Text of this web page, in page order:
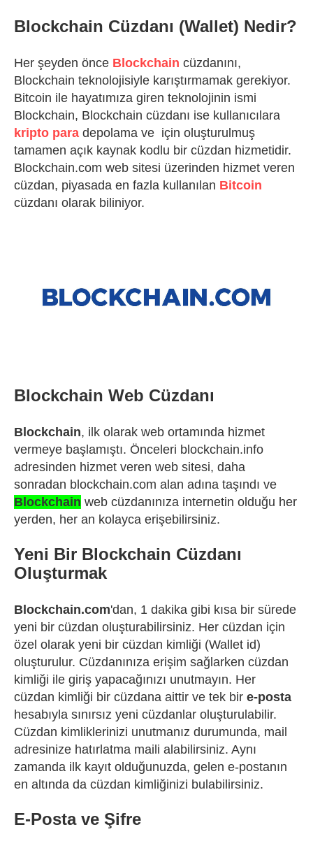
Blockchain Cüzdanı (Wallet) Nedir?
Her şeyden önce Blockchain cüzdanını,
Blockchain teknolojisiyle karıştırmamak gerekiyor.
Bitcoin ile hayatımıza giren teknolojinin ismi
Blockchain, Blockchain cüzdanı ise kullanıcılara
kripto para depolama ve için oluşturulmuş
tamamen açık kaynak kodlu bir cüzdan hizmetidir.
Blockchain.com web sitesi üzerinden hizmet veren
cüzdan, piyasada en fazla kullanılan Bitcoin
cüzdanı olarak biliniyor.
Blockchain Web Cüzdanı
Blockchain, ilk olarak web ortamında hizmet
vermeye başlamıştı. Önceleri blockchain.info
adresinden hizmet veren web sitesi, daha
sonradan blockchain.com alan adına taşındı ve
Blockchain web cüzdanınıza internetin olduğu her
yerden, her an kolayca erişebilirsiniz.
Yeni Bir Blockchain Cüzdanı
Oluşturmak
Blockchain.com'dan, 1 dakika gibi kısa bir sürede
yeni bir cüzdan oluşturabilirsiniz. Her cüzdan için
özel olarak yeni bir cüzdan kimliği (Wallet id)
oluşturulur. Cüzdanınıza erişim sağlarken cüzdan
kimliği ile giriş yapacağınızı unutmayın. Her
cüzdan kimliği bir cüzdana aittir ve tek bir e-posta
hesabıyla sınırsız yeni cüzdanlar oluşturulabilir.
Cüzdan kimliklerinizi unutmanız durumunda, mail
adresinize hatırlatma maili alabilirsiniz. Aynı
zamanda ilk kayıt olduğunuzda, gelen e-postanın
en altında da cüzdan kimliğinizi bulabilirsiniz.
E-Posta ve Şifre